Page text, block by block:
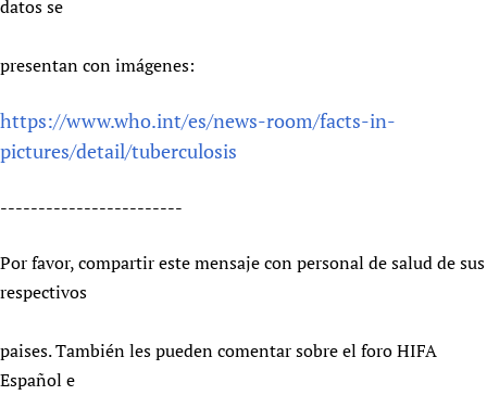
datos se
presentan con imágenes:
https://www.who.int/es/news-room/facts-in-
pictures/detail/tuberculosis
------------------------
Por favor, compartir este mensaje con personal de salud de sus
respectivos
paises. También les pueden comentar sobre el foro HIFA
Español e